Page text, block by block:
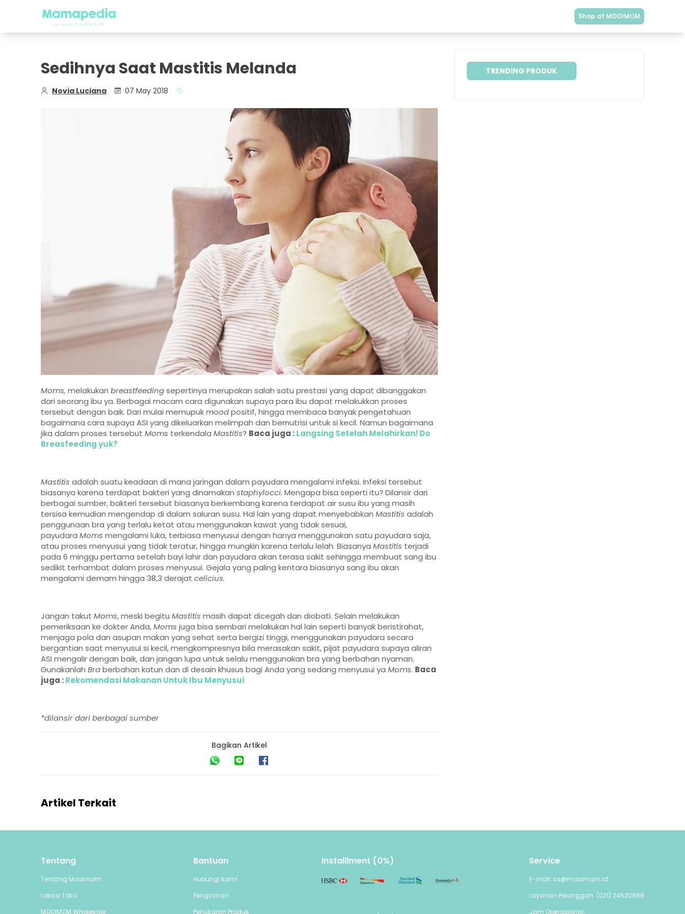
Shop at MOOIMOM
Sedihnya Saat Mastitis Melanda
Novia Luciana 07 May 2018
Moms, melakukan breastfeedingsepertinya merupakan salah satu prestasi yang dapat dibanggakan
dari seorang ibu ya. Berbagai macam cara digunakan supaya para ibu dapat melakukkan proses
tersebut dengan baik. Dari mulai memupukmoodpositif, hingga membaca banyak pengetahuan
bagaimana cara supaya ASI yang dikeluarkan melimpah dan bernutrisi untuk si kecil. Namun bagaimana
jika dalam proses tersebut Moms terkendala Mastitis? Baca juga :Langsing Setelah Melahirkan! Do
Breasfeeding yuk?
Mastitis adalah suatu keadaan di mana jaringan dalam payudara mengalami infeksi. Infeksi tersebut
biasanya karena terdapat bakteri yang dinamakan staphylocci. Mengapa bisa seperti itu? Dilansir dari
berbagai sumber, bakteri tersebut biasanya berkembang karena terdapat air susu ibu yang masih
tersisa kemudian mengendap di dalam saluran susu. Hal lain yang dapat menyebabkan Mastitis adalah
penggunaan bra yang terlalu ketat atau menggunakan kawat yang tidak sesuai,
payudara Moms mengalami luka, terbiasa menyusui dengan hanya menggunakan satu payudara saja,
atau proses menyusui yang tidak teratur, hingga mungkin karena terlalu lelah. Biasanya Mastitis terjadi
pada 6 minggu pertama setelah bayi lahir dan payudara akan terasa sakit sehingga membuat sang ibu
sedikit terhambat dalam proses menyusui. Gejala yang paling kentara biasanya sang ibu akan
mengalami demam hingga 38,3 derajat celicius.
Jangan takut Moms, meski begitu Mastitis masih dapat dicegah dan diobati. Selain melakukan
pemeriksaan ke dokter Anda,Moms juga bisa sembari melakukan hal lain seperti banyak beristirahat,
menjaga pola dan asupan makan yang sehat serta bergizi tinggi, menggunakan payudara secara
bergantian saat menyusui si kecil, mengkompresnya bila merasakan sakit, pijat payudara supaya aliran
ASI mengalir dengan baik, dan jangan lupa untuk selalu menggunakan bra yang berbahan nyaman.
Gunakanlah Braberbahan katun dan di desain khusus bagi Anda yang sedang menyusui ya Moms. Baca
juga :Rekomendasi Makanan Untuk Ibu Menyusui
*dilansir dari berbagai sumber
Bagikan Artikel
TRENDING PRODUK
Artikel Terkait
Tentang
Tentang Mooimom
Lokasi Toko
MOOIMOM Wholesale
Bantuan
Hubungi Kami
Pengiriman
Penukaran Produk
Installlment (0%) Service
E-mail: cs@mooimom.id
Layanan Pelanggan: (021) 24520868
Jam Operasional: